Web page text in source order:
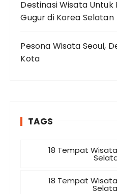
Destinasi Wisata
Gugur di Korea Selatan
Pesona Wisata Seoul,
Kota
TAGS
18 Tempat
18 Tempat